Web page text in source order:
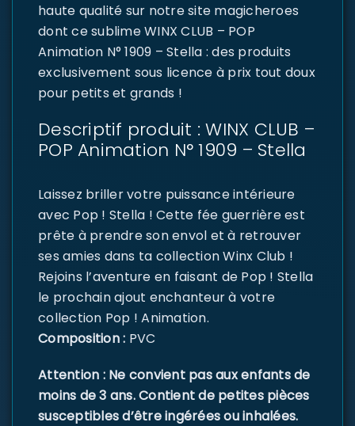
haute qualité sur notre site magicheroes
dont ce sublime WINX CLUB – POP
Animation N° 1909 – Stella : des produits
exclusivement sous licence à prix tout doux
pour petits et grands !
Descriptif produit : WINX CLUB –
POP Animation N° 1909 – Stella
Laissez briller votre puissance intérieure
avec Pop ! Stella ! Cette fée guerrière est
prête à prendre son envol et à retrouver
ses amies dans ta collection Winx Club !
Rejoins l’aventure en faisant de Pop ! Stella
le prochain ajout enchanteur à votre
collection Pop ! Animation.
Composition : PVC
Attention : Ne convient pas aux enfants de
moins de 3 ans. Contient de petites pièces
susceptibles d’être ingérées ou inhalées.